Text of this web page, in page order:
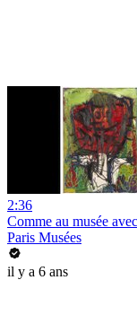
2:36
Comme au musée
Paris Musées
il y a 6 ans